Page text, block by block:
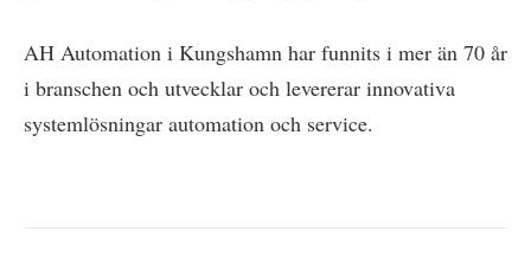
AH Automation i Kungshamn har funnits i mer än 70 år
i branschen och utvecklar och levererar innovativa
systemlösningar automation och service.